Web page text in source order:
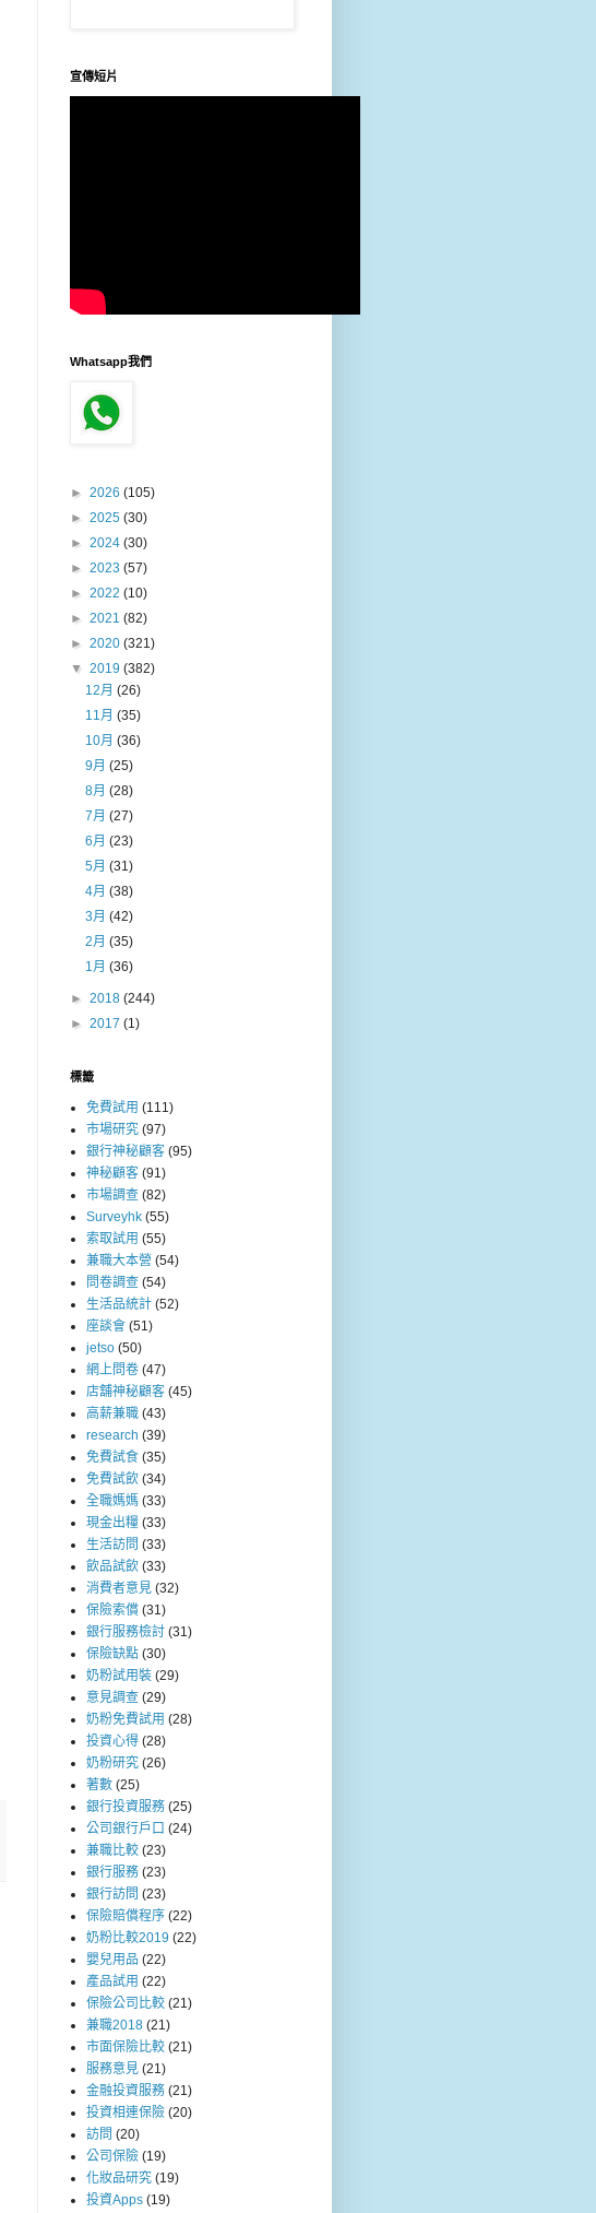
宣傳短片
Whatsapp我們
► 2026 (105)
► 2025 (30)
► 2024 (30)
► 2023 (57)
► 2022 (10)
► 2021 (82)
► 2020 (321)
▼ 2019 (382)
12月(26)
11月(35)
10月(36)
9月(25)
8月(28)
7月(27)
6月(23)
5月(31)
4月(38)
3月(42)
2月(35)
1月(36)
► 2018 (244)
► 2017 (1)
標籤
免費試用 (111)
市場研究 (97)
銀行神秘顧客 (95)
神秘顧客 (91)
市場調查 (82)
Surveyhk (55)
索取試用 (55)
兼職大本營 (54)
問卷調查 (54)
生活品統計 (52)
座談會 (51)
jetso (50)
網上問卷 (47)
店舖神秘顧客 (45)
高薪兼職 (43)
research (39)
免費試食 (35)
免費試飲 (34)
全職媽媽 (33)
現金出糧 (33)
生活訪問 (33)
飲品試飲 (33)
消費者意見 (32)
保險索償 (31)
銀行服務檢討 (31)
保險缺點 (30)
奶粉試用裝 (29)
意見調查 (29)
奶粉免費試用 (28)
投資心得 (28)
奶粉研究 (26)
著數 (25)
銀行投資服務 (25)
公司銀行戶口 (24)
兼職比較 (23)
銀行服務 (23)
銀行訪問 (23)
保險賠償程序 (22)
奶粉比較2019 (22)
嬰兒用品 (22)
產品試用 (22)
保險公司比較 (21)
兼職2018 (21)
市面保險比較 (21)
服務意見 (21)
金融投資服務 (21)
投資相連保險 (20)
訪問 (20)
公司保險 (19)
化妝品研究 (19)
投資Apps (19)